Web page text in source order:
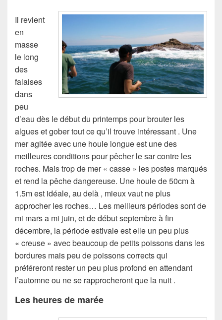
Il revient
en
masse
le long
des
falaises
dans
peu
d’eau dès le début du printemps pour brouter les
algues et gober tout ce qu’il trouve intéressant . Une
mer agitée avec une houle longue est une des
meilleures conditions pour pêcher le sar contre les
roches. Mais trop de mer « casse » les postes marqués
et rend la pêche dangereuse. Une houle de 50cm à
1.5m est idéale, au delà , mieux vaut ne plus
approcher les roches… Les meilleurs périodes sont de
mi mars a mi juin, et de début septembre à fin
décembre, la période estivale est elle un peu plus
« creuse » avec beaucoup de petits poissons dans les
bordures mais peu de poissons corrects qui
préféreront rester un peu plus profond en attendant
l’automne ou ne se rapprocheront que la nuit .
Les heures de marée